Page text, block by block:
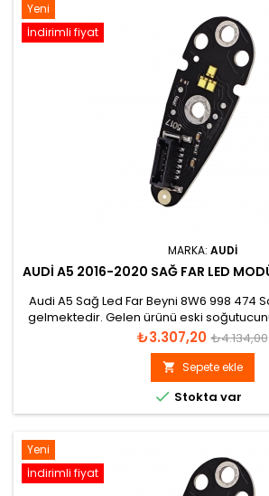
Yeni
İndirimli fiyat
MARKA: AUDI
AUDI A5 2016-2020 SAĞ FAR LED
Audi A5 Sağ Led Far Beyni 8W6 998 474
gelmektedir. Gelen ürünü eski
değiştirmelisiniz.
Fiyat
₺3.307,20 Normal
fiyat
₺4.134,00
 Sepete ekle
 Stokta var
Yeni
İndirimli fiyat